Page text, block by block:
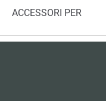
ACCESSORI PER